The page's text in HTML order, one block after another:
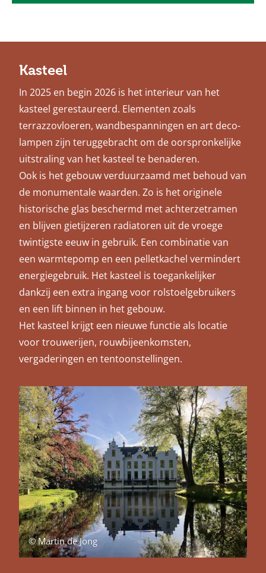
Kasteel
In 2025 en begin 2026 is het interieur van het
kasteel gerestaureerd. Elementen zoals
terrazzovloeren, wandbespanningen en art deco-
lampen zijn teruggebracht om de oorspronkelijke
uitstraling van het kasteel te benaderen.
Ook is het gebouw verduurzaamd met behoud van
de monumentale waarden. Zo is het originele
historische glas beschermd met achterzetramen
en blijven gietijzeren radiatoren uit de vroege
twintigste eeuw in gebruik. Een combinatie van
een warmtepomp en een pelletkachel vermindert
energiegebruik. Het kasteel is toegankelijker
dankzij een extra ingang voor rolstoelgebruikers
en een lift binnen in het gebouw.
Het kasteel krijgt een nieuwe functie als locatie
voor trouwerijen, rouwbijeenkomsten,
vergaderingen en tentoonstellingen.
© Martin de Jong